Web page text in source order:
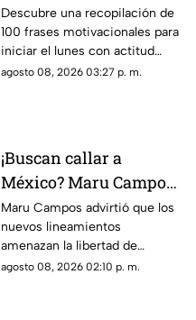
motivación y éxito
Descubre una recopilación de
100 frases motivacionales para
iniciar el lunes con actitud
positiva, superar la rutina y
agosto 08, 2026 03:27 p. m.
¡Buscan callar a
México? Maru Campos
rechaza regulaciones
que amenazan la
libertad de expresión y
sancionan a la prensa
Maru Campos advirtió que los
nuevos lineamientos
amenazan la libertad de
expresión al permitir al poder
agosto 08, 2026 02:10 p. m.